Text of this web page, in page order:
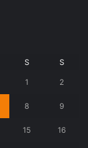
S S
1 2
8 9
15 16